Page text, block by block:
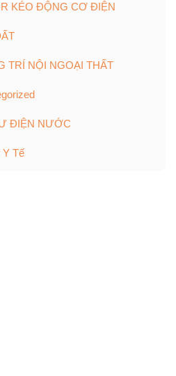
KÉO ĐỘNG CƠ ĐIỆN
TRÍ NỘI NGOẠI THẤT
ĐIỆN NƯỚC
Y Tế